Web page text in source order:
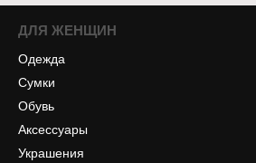
ДЛЯ ЖЕНЩИН
Одежда
Сумки
Обувь
Аксессуары
Украшения